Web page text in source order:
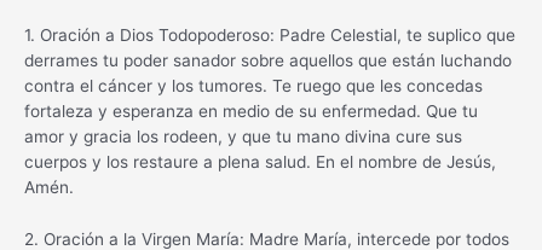
1. Oración a Dios Todopoderoso: Padre Celestial, te suplico que
derrames tu poder sanador sobre aquellos que están luchando
contra el cáncer y los tumores. Te ruego que les concedas
fortaleza y esperanza en medio de su enfermedad. Que tu
amor y gracia los rodeen, y que tu mano divina cure sus
cuerpos y los restaure a plena salud. En el nombre de Jesús,
Amén.
2. Oración a la Virgen María: Madre María, intercede por todos